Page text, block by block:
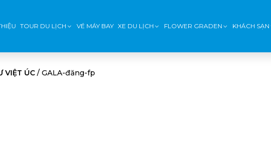
TOUR DU LỊCH VÉ MÁY BAY XE DU LỊCH FLOWER GRADEN KHÁCH SẠN
VIỆT ÚC / GALA-đăng-fp